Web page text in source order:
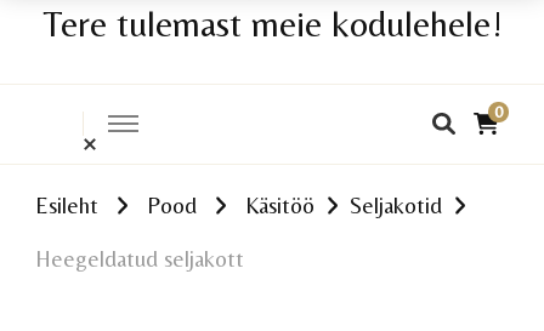
Tere tulemast meie kodulehele!
0
Esileht Pood Käsitöö Seljakotid
Heegeldatud seljakott